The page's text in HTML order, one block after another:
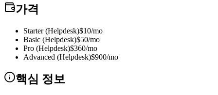
가격
Starter (Helpdesk)$10/mo
Basic (Helpdesk)$50/mo
Pro (Helpdesk)$360/mo
Advanced (Helpdesk)$900/mo
핵심 정보